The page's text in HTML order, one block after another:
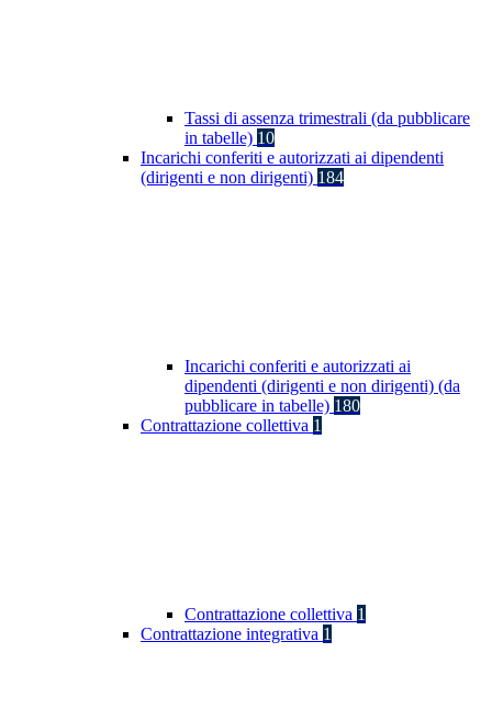
Tassi di assenza trimestrali (da pubblicare
in tabelle) 10
Incarichi conferiti e autorizzati ai dipendenti
(dirigenti e non dirigenti) 184
Incarichi conferiti e autorizzati ai
dipendenti (dirigenti e non dirigenti) (da
pubblicare in tabelle) 180
Contrattazione collettiva 1
Contrattazione collettiva 1
Contrattazione integrativa 1